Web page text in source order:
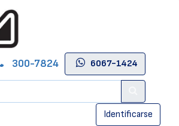
300-7824 6067-1424
Identificarse